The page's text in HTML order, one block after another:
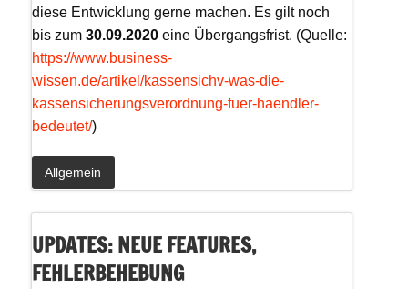
diese Entwicklung gerne machen. Es gilt noch
bis zum 30.09.2020 eine Übergangsfrist. (Quelle:
https://www.business-
wissen.de/artikel/kassensichv-was-die-
kassensicherungsverordnung-fuer-haendler-
bedeutet/)
Allgemein
UPDATES: NEUE FEATURES,
FEHLERBEHEBUNG